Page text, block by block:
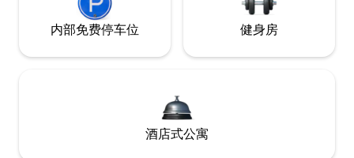
内部免费停车位 健身房
酒店式公寓